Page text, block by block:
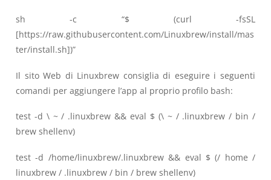
sh -c “$ (curl -fsSL
[https://raw.githubusercontent.com/Linuxbrew/install/mas
ter/install.sh])”
Il sito Web di Linuxbrew consiglia di eseguire i seguenti
comandi per aggiungere l’app al proprio profilo bash:
test -d \ ~ / .linuxbrew && eval $ (\ ~ / .linuxbrew / bin /
brew shellenv)
test -d /home/linuxbrew/.linuxbrew && eval $ (/ home /
linuxbrew / .linuxbrew / bin / brew shellenv)